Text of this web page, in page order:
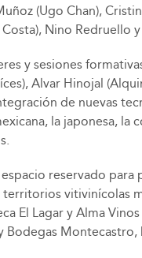
(Ugo Chan),
Nino Redruello
y sesiones
Alvar Hinojal
de nuevas
la japonesa,
espacio reservado
vitivinícolas
El Lagar y Alma
Bodegas